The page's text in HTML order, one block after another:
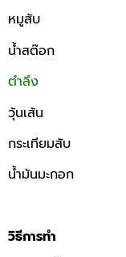
หมูสับ
น้ำสต๊อก
ตำลึง
วุ้นเส้น
กระเทียมสับ
น้ำมันมะกอก
วิธีการทำ